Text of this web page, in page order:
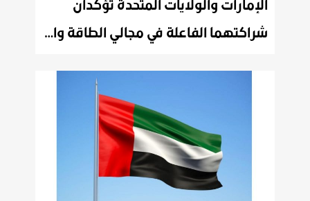
الإمارات والولايات المتحدة تؤكدان
شراكتهما الفاعلة في مجالي الطاقة والعمل المناخي